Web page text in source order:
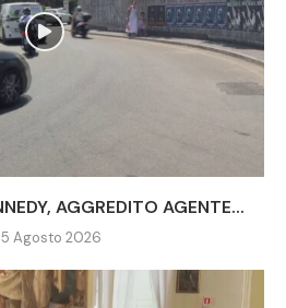
AGGREDITO AGENTE...
5 Agosto 2026